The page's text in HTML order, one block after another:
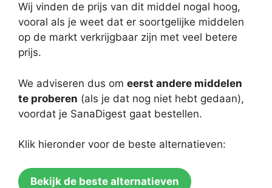
Wij vinden de prijs van dit middel nogal hoog,
vooral als je weet dat er soortgelijke middelen
op de markt verkrijgbaar zijn met veel betere
prijs.
We adviseren dus om eerst andere middelen
te proberen (als je dat nog niet hebt gedaan),
voordat je SanaDigest gaat bestellen.
Klik hieronder voor de beste alternatieven:
Bekijk de beste alternatieven